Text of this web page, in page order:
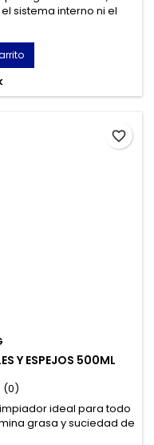
sistema interno ni el
se elimina sin
Y ESPEJOS 500ML
(0)
ideal para todo
grasa y suciedad de
seca sin dejar
favorite_border